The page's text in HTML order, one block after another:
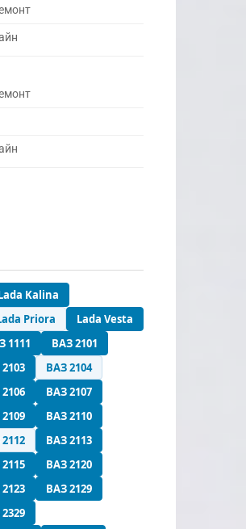
Kalina
Priora
Lada Vesta
1111
ВАЗ 2101
ВАЗ 2104
ВАЗ 2107
ВАЗ 2110
ВАЗ 2113
ВАЗ 2120
ВАЗ 2129